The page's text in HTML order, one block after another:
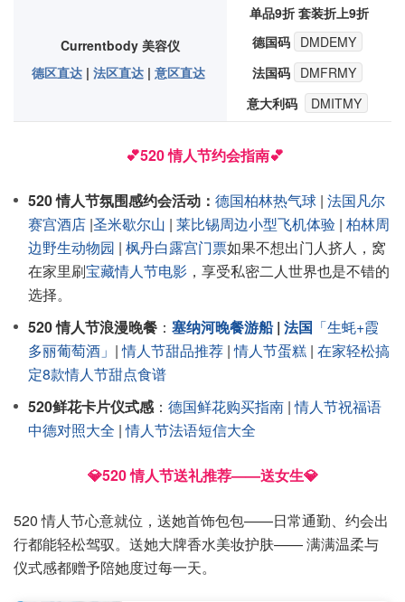
Currentbody 美容仪
德区直达 | 法区直达 | 意区直达
单品9折 套装折上9折
德国码 DMDEMY
法国码 DMFRMY
意大利码
DMITMY
💕520 情人节约会指南💕
520 情人节氛围感约会活动： 德国柏林热气球 | 法国凡尔
赛宫酒店 |圣米歇尔山 | 莱比锡周边小型飞机体验 | 柏林周
边野生动物园 | 枫丹白露宫门票如果不想出门人挤人，窝
在家里刷宝藏情人节电影 ，享受私密二人世界也是不错的
选择。
520 情人节浪漫晚餐 ： 塞纳河晚餐游船| 法国 「生蚝+霞
多丽葡萄酒」 |情人节甜品推荐 |情人节蛋糕 | 在家轻松搞
定8款情人节甜点食谱
520鲜花卡片仪式感： 德国鲜花购买指南 |情人节祝福语
中德对照大全 |情人节法语短信大全
💎520 情人节送礼推荐——送女生💎
520 情人节心意就位，送她首饰包包——日常通勤、约会出
行都能轻松驾驭。送她大牌香水美妆护肤—— 满满温柔与
仪式感都赠予陪她度过每一天。